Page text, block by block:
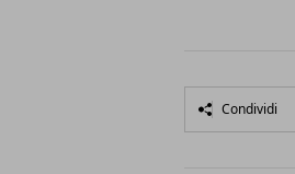
Condividi